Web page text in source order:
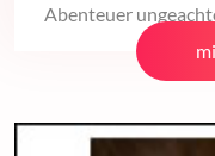
Abenteuer